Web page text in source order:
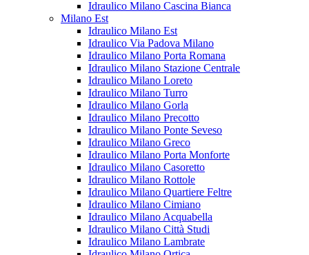
Idraulico Milano Cascina Bianca
Milano Est
Idraulico Milano Est
Idraulico Via Padova Milano
Idraulico Milano Porta Romana
Idraulico Milano Stazione Centrale
Idraulico Milano Loreto
Idraulico Milano Turro
Idraulico Milano Gorla
Idraulico Milano Precotto
Idraulico Milano Ponte Seveso
Idraulico Milano Greco
Idraulico Milano Porta Monforte
Idraulico Milano Casoretto
Idraulico Milano Rottole
Idraulico Milano Quartiere Feltre
Idraulico Milano Cimiano
Idraulico Milano Acquabella
Idraulico Milano Città Studi
Idraulico Milano Lambrate